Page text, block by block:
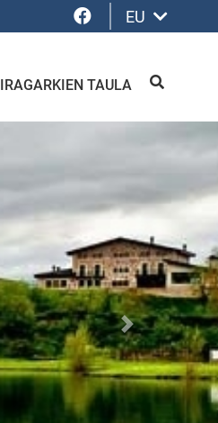
Facebook
EU
IRAGARKIEN TAULA BILATU
Siguiente